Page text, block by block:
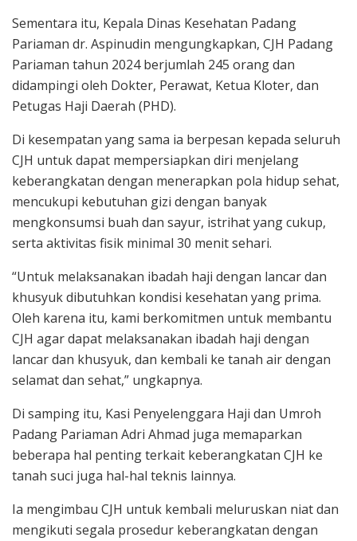
Sementara itu, Kepala Dinas Kesehatan Padang
Pariaman dr. Aspinudin mengungkapkan, CJH Padang
Pariaman tahun 2024 berjumlah 245 orang dan
didampingi oleh Dokter, Perawat, Ketua Kloter, dan
Petugas Haji Daerah (PHD).
Di kesempatan yang sama ia berpesan kepada seluruh
CJH untuk dapat mempersiapkan diri menjelang
keberangkatan dengan menerapkan pola hidup sehat,
mencukupi kebutuhan gizi dengan banyak
mengkonsumsi buah dan sayur, istrihat yang cukup,
serta aktivitas fisik minimal 30 menit sehari.
“Untuk melaksanakan ibadah haji dengan lancar dan
khusyuk dibutuhkan kondisi kesehatan yang prima.
Oleh karena itu, kami berkomitmen untuk membantu
CJH agar dapat melaksanakan ibadah haji dengan
lancar dan khusyuk, dan kembali ke tanah air dengan
selamat dan sehat,” ungkapnya.
Di samping itu, Kasi Penyelenggara Haji dan Umroh
Padang Pariaman Adri Ahmad juga memaparkan
beberapa hal penting terkait keberangkatan CJH ke
tanah suci juga hal-hal teknis lainnya.
Ia mengimbau CJH untuk kembali meluruskan niat dan
mengikuti segala prosedur keberangkatan dengan